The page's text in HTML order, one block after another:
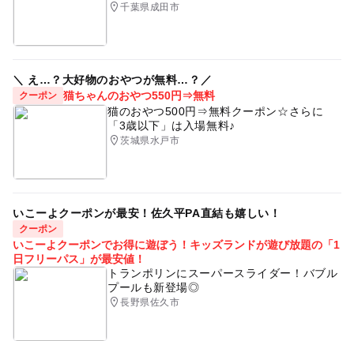
千葉県成田市
＼ え…？大好物のおやつが無料…？／
クーポン 猫ちゃんのおやつ550円⇒無料
猫のおやつ500円⇒無料クーポン☆さらに
「3歳以下」は入場無料♪
茨城県水戸市
いこーよクーポンが最安！佐久平PA直結も嬉しい！
クーポン
いこーよクーポンでお得に遊ぼう！キッズランドが遊び放題の「1
日フリーパス」が最安値！
トランポリンにスーパースライダー！バブル
プールも新登場◎
長野県佐久市